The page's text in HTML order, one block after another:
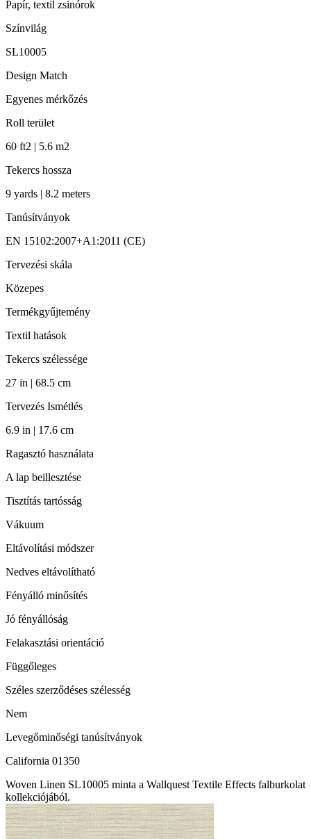
Papír, textil zsinórok
Színvilág
SL10005
Design Match
Egyenes mérkőzés
Roll terület
60 ft2 | 5.6 m2
Tekercs hossza
9 yards | 8.2 meters
Tanúsítványok
EN 15102:2007+A1:2011 (CE)
Tervezési skála
Közepes
Termékgyűjtemény
Textil hatások
Tekercs szélessége
27 in | 68.5 cm
Tervezés Ismétlés
6.9 in | 17.6 cm
Ragasztó használata
A lap beillesztése
Tisztítás tartósság
Vákuum
Eltávolítási módszer
Nedves eltávolítható
Fényálló minősítés
Jó fényállóság
Felakasztási orientáció
Függőleges
Széles szerződéses szélesség
Nem
Levegőminőségi tanúsítványok
California 01350
Woven Linen SL10005 minta a Wallquest Textile Effects falburkolat
kollekciójából.